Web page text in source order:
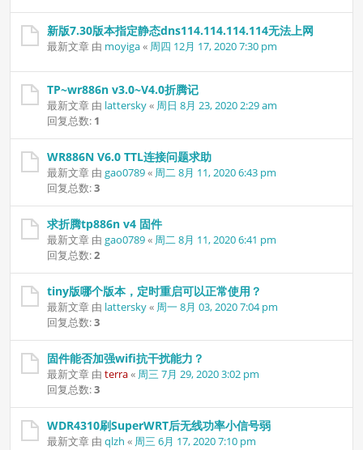
新版7.30版本指定静态dns114.114.114.114无法上网
最新文章 由 moyiga« 周四 12月 17, 2020 7:30 pm
TP~wr886n v3.0~V4.0折腾记
最新文章 由 lattersky« 周日 8月 23, 2020 2:29 am
回复总数: 1
WR886N V6.0 TTL连接问题求助
最新文章 由 gao0789« 周二 8月 11, 2020 6:43 pm
回复总数:3
求折腾tp886n v4 固件
最新文章 由 gao0789« 周二 8月 11, 2020 6:41 pm
回复总数:2
tiny版哪个版本，定时重启可以正常使用？
最新文章 由 lattersky« 周一 8月 03, 2020 7:04 pm
回复总数:3
固件能否加强wifi抗干扰能力？
最新文章 由 terra« 周三 7月 29, 2020 3:02 pm
回复总数:3
WDR4310刷SuperWRT后无线功率小信号弱
最新文章 由 qlzh « 周三 6月 17, 2020 7:10 pm